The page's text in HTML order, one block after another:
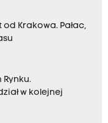
Krakowa. Pałac,
Rynku.
w kolejnej